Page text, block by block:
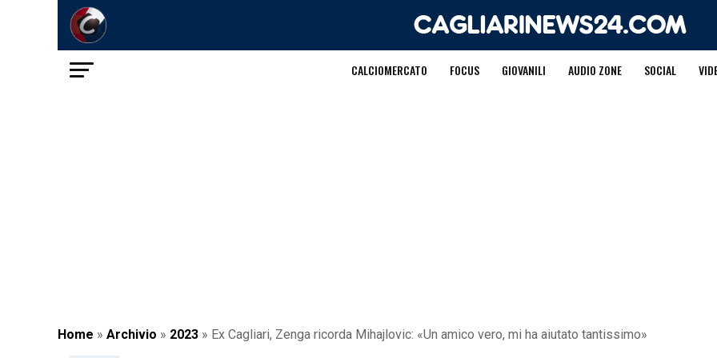
CALCIOMERCATO FOCUS GIOVANILI AUDIO ZONE SOCIAL
Home » Archivio » 2023 » Ex Cagliari, Zenga ricorda Mihajlovic: «Un amico vero, mi ha aiutato tantissimo»